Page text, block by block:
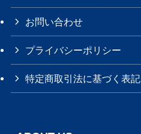
お問い合わせ
プライバシーポリシー
特定商取引法に基づく表記